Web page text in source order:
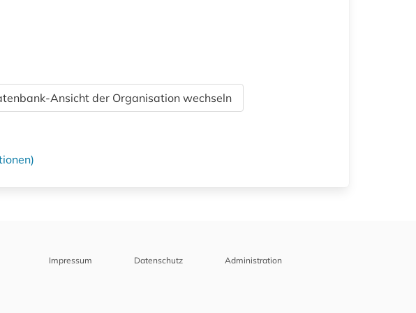
Ansicht der Organisation wechseln
Impressum Datenschutz Administration